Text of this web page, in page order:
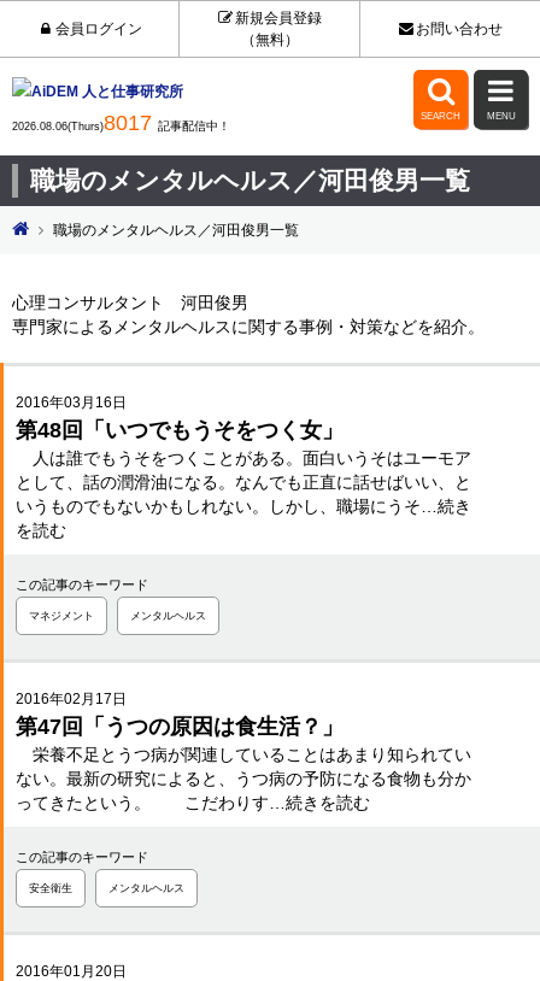
会員ログイン
新規会員登録
（無料）
お問い合わせ
2026.08.06(Thurs)8017 記事配信中！

SEARCH

MENU
職場のメンタルヘルス／河田俊男一覧
職場のメンタルヘルス／河田俊男一覧
心理コンサルタント 河田俊男
専門家によるメンタルヘルスに関する事例・対策などを紹介。
2016年03月16日
第48回「いつでもうそをつく女」
人は誰でもうそをつくことがある。面白いうそはユーモア
として、話の潤滑油になる。なんでも正直に話せばいい、と
いうものでもないかもしれない。しかし、職場にうそ…続き
を読む
この記事のキーワード
マネジメント メンタルヘルス
2016年02月17日
第47回「うつの原因は食生活？」
栄養不足とうつ病が関連していることはあまり知られてい
ない。最新の研究によると、うつ病の予防になる食物も分か
ってきたという。 こだわりす…続きを読む
この記事のキーワード
安全衛生 メンタルヘルス
2016年01月20日